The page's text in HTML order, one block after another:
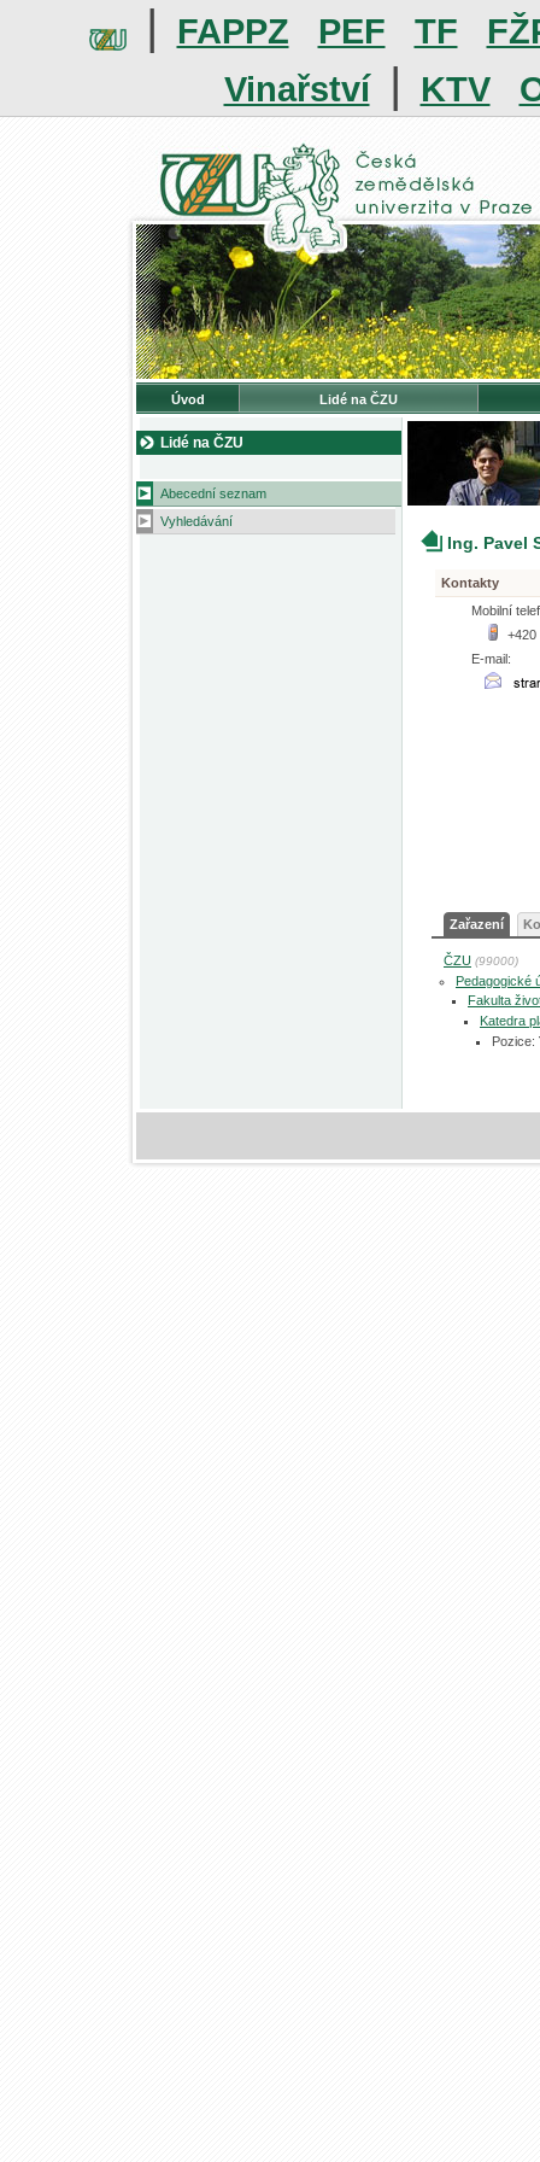
| FAPPZ PEF TF
Vinařství | KTV
Úvod Lidé na ČZU
Lidé na ČZU
Abecední seznam
Vyhledávání
Ing. Pavel
Kontakty
Mobilní
+420
E-mail:
Zařazení
ČZU (99000)
Pedagogické
Fakulta
Katedra
Pozice: